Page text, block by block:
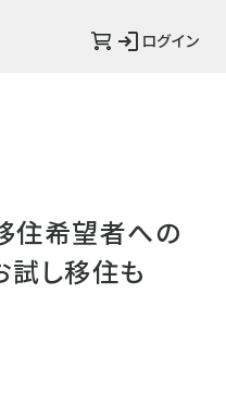
ログイン
住希望者への
試し移住も